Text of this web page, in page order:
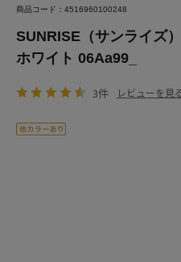
商品コード：4516960100248
SUNRISE（サンライズ
ホワイト 06Aa99_
3件 レビューを見